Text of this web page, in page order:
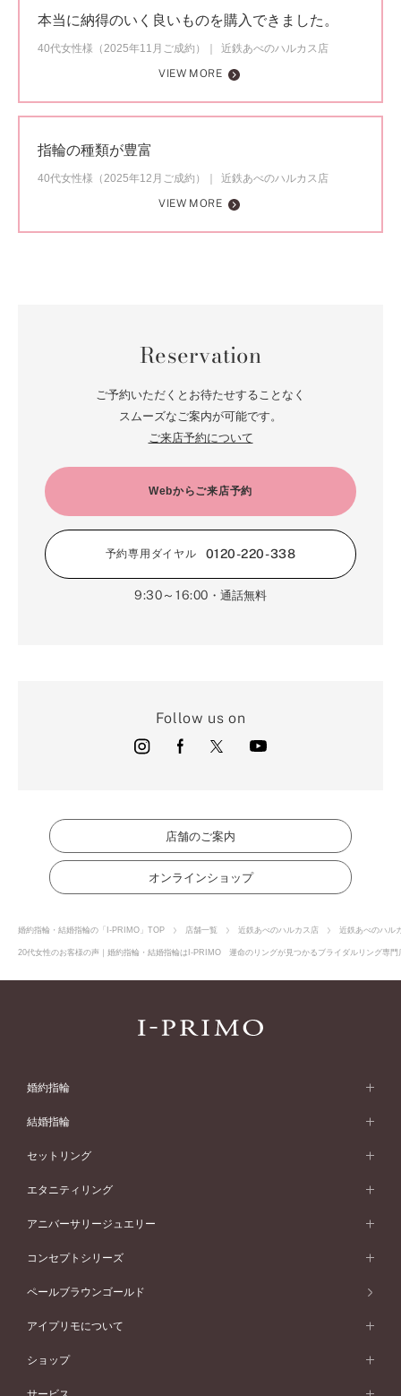
本当に納得のいく良いものを購入できました。
40代女性様（2025年11月ご成約）
近鉄あべのハルカス店
VIEW MORE
指輪の種類が豊富
40代女性様（2025年12月ご成約）
近鉄あべのハルカス店
VIEW MORE
Reservation
ご予約いただくとお待たせすることなく
スムーズなご案内が可能です。
ご来店予約について
Webからご来店予約
予約専用ダイヤル 0120-220-338
9:30～16:00 ・通話無料
Follow us on
店舗のご案内
オンラインショップ
婚約指輪・結婚指輪の「I-PRIMO」TOP 店舗一覧 近鉄あべのハルカス店 近鉄あべのハル
20代女性のお客様の声｜婚約指輪・結婚指輪はI-PRIMO 運命のリングが見つかるブライダルリング専
婚約指輪
婚約指輪 (エンゲージリング)
婚約指輪一覧
ピンクゴールド
ペールブラウンゴールド
ウェーブライン
V字ライン
ワンサイドメレ
ダブルサイドメレ
シンプル
フェミニン
モード
50万円台～
40万円台～
30万円台～
婚約指輪 人気ランキング
結婚指輪
結婚指輪 (マリッジリング)
結婚指輪一覧
ピンクゴールド
ペールブラウンゴールド
ウェーブライン
V字ライン
ワンメレ
セベラルメレ
シンプル
フェミニン
モード
50万円～
セットリング
セットリング
セットリング一覧
ピンクゴールド
ペールブラウンゴールド
エタニティリング
エタニティリング
エタニティリング一覧
ピンクゴールド
ペールブラウンゴールド
アニバーサリージュエリー
アニバーサリージュエリー
アニバーサリージュエリー一覧
ファッションリング
ブレスレット
コンセプトシリーズ
コンセプトシリーズ
オリジンビリーフ
ペールブラウンゴールド
アイプリモについて
アイプリモについて
パーソナルハンド診断
ショップ
店舗一覧